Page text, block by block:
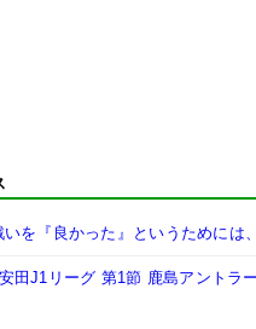
を『良かった』というためには
田J1リーグ 第1節 鹿島アントラ